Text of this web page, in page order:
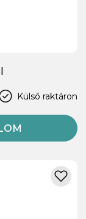
Külső raktáron